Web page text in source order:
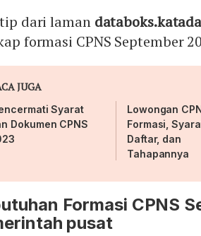
dari laman
formasi CPNS September
JUGA
Syarat
Dokumen CPNS
Lowongan
Formasi,
Daftar, dan
Tahapannya
Formasi CPNS
pusat